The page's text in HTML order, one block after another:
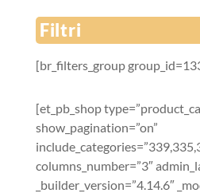
Filtri
[br_filters_group
[et_pb_shop
show_pagination=”on”
columns_number=”3″
_builder_version=”4.14.6″